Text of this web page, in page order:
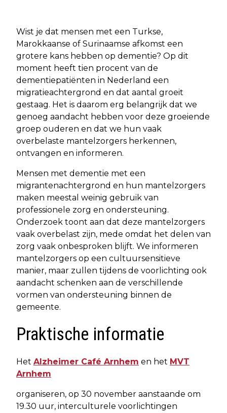
Wist je dat mensen met een Turkse,
Marokkaanse of Surinaamse afkomst een
grotere kans hebben op dementie? Op dit
moment heeft tien procent van de
dementiepatiënten in Nederland een
migratieachtergrond en dat aantal groeit
gestaag. Het is daarom erg belangrijk dat we
genoeg aandacht hebben voor deze groeiende
groep ouderen en dat we hun vaak
overbelaste mantelzorgers herkennen,
ontvangen en informeren.
Mensen met dementie met een
migrantenachtergrond en hun mantelzorgers
maken meestal weinig gebruik van
professionele zorg en ondersteuning.
Onderzoek toont aan dat deze mantelzorgers
vaak overbelast zijn, mede omdat het delen van
zorg vaak onbesproken blijft. We informeren
mantelzorgers op een cultuursensitieve
manier, maar zullen tijdens de voorlichting ook
aandacht schenken aan de verschillende
vormen van ondersteuning binnen de
gemeente.
Praktische informatie
Het Alzheimer Café Arnhem en het MVT
Arnhem
organiseren, op 30 november aanstaande om
19.30 uur, interculturele voorlichtingen